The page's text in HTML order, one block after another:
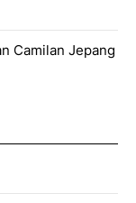
Camilan Jepang